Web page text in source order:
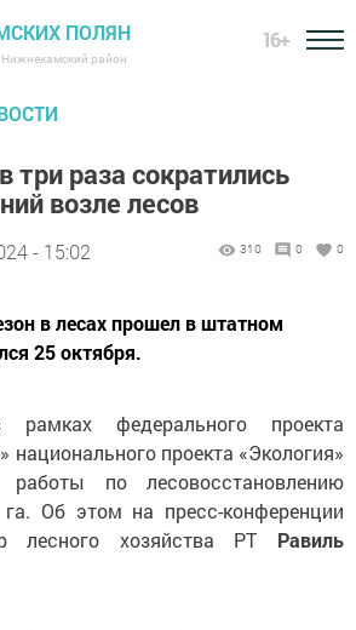
ПОЛЯН
район
16+
три раза сократились
возле лесов
- 15:02 310 0 0
в лесах прошел в штатном
25 октября.
федерального проекта
национального проекта «Экология»
по лесовосстановлению
Об этом на пресс-конференции
лесного хозяйства РТ Равиль